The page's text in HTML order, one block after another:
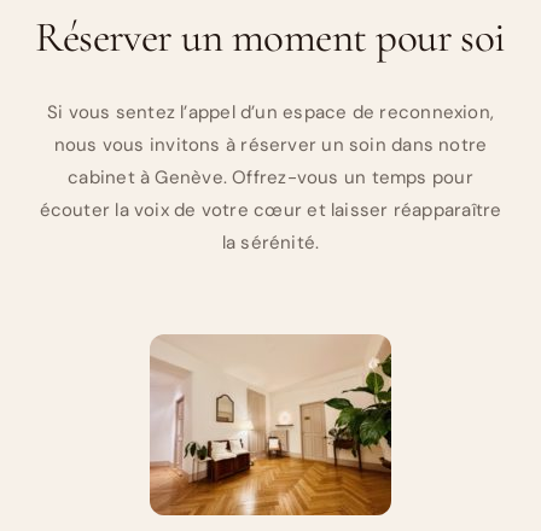
Réserver un moment pour soi
Si vous sentez l’appel d’un espace de reconnexion,
nous vous invitons à réserver un soin dans notre
cabinet à Genève. Offrez-vous un temps pour
écouter la voix de votre cœur et laisser réapparaître
la sérénité.